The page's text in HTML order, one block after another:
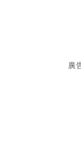
廣